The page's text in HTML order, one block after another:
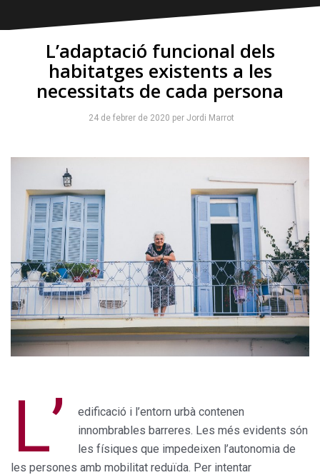
L’adaptació funcional dels
habitatges existents a les
necessitats de cada persona
24 de febrer de 2020 per Jordi Marrot
L’
edificació i l’entorn urbà contenen
innombrables barreres. Les més evidents són
les físiques que impedeixen l’autonomia de
les persones amb mobilitat reduïda. Per intentar